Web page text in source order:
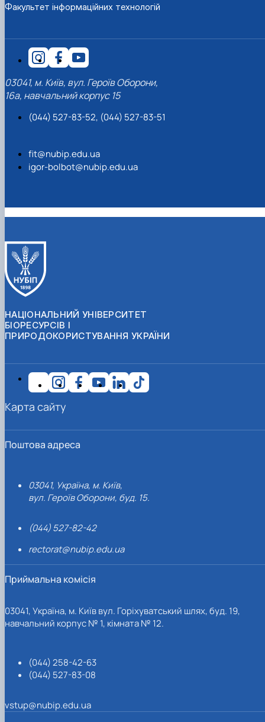
Факультет інформаційних технологій
03041, м. Київ, вул. Героїв Оборони,
16а, навчальний корпус 15
(044) 527-83-52, (044) 527-83-51
fit@nubip.edu.ua
igor-bolbot@nubip.edu.ua
НАЦІОНАЛЬНИЙ УНІВЕРСИТЕТ
БІОРЕСУРСІВ І
ПРИРОДОКОРИСТУВАННЯ УКРАЇНИ
Поштова адреса
03041, Україна, м. Київ,
вул. Героїв Оборони, буд. 15.
(044) 527-82-42
rectorat@nubip.edu.ua
Приймальна комісія
03041, Україна, м. Київ вул. Горіхуватський шлях, буд. 19,
навчальний корпус № 1, кімната № 12.
(044) 258-42-63
(044) 527-83-08
vstup@nubip.edu.ua
Карта сайту